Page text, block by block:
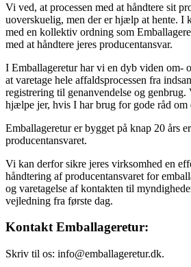
Vi ved, at processen med at håndtere sit
uoverskuelig, men der er hjælp at hente. I
med en kollektiv ordning som
med at håndtere jeres producentansvar.
I Emballageretur har vi en dyb viden om-
at varetage hele affaldsprocessen fra
registrering til genanvendelse og
hjælpe jer, hvis I har brug for gode råd om
Emballageretur er bygget på knap 20 års
producentansvaret.
Vi kan derfor sikre jeres virksomhed en
håndtering af producentansvaret for
og varetagelse af kontakten til
vejledning fra første dag.
Kontakt Emballageretur:
Skriv til os: info@emballageretur.dk.